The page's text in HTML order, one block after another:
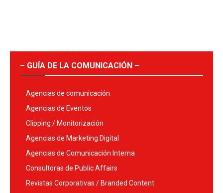
– GUÍA DE LA COMUNICACIÓN –
Agencias de comunicación
Agencias de Eventos
Clipping / Monitorización
Agencias de Marketing Digital
Agencias de Comunicación Interna
Consultoras de Public Affairs
Revistas Corporativas / Branded Content